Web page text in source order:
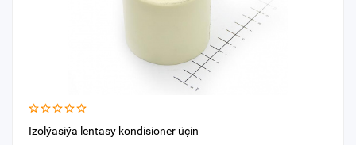
Izolýasiýa lentasy kondisioner üçin